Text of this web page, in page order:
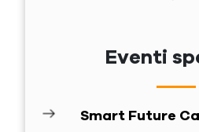
Eventi
Smart Future